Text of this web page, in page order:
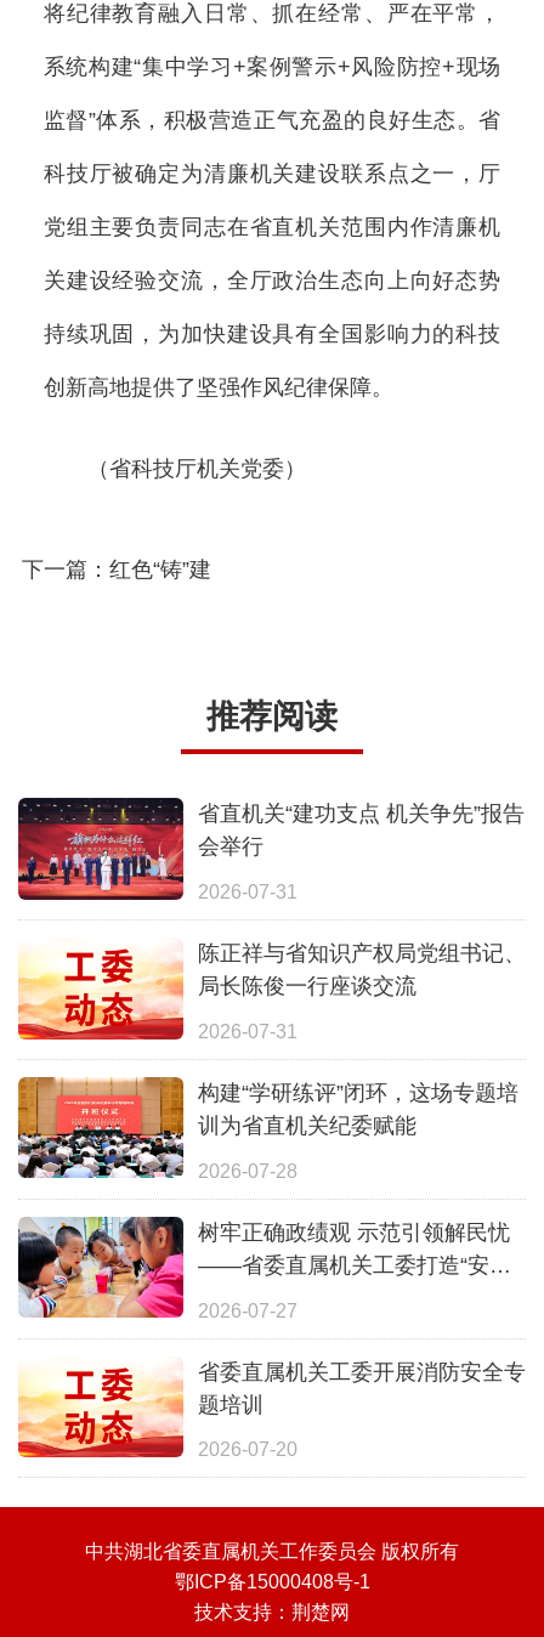
将纪律教育融入日常、抓在经常、严在平常，
系统构建“集中学习+案例警示+风险防控+现场
监督”体系，积极营造正气充盈的良好生态。省
科技厅被确定为清廉机关建设联系点之一，厅
党组主要负责同志在省直机关范围内作清廉机
关建设经验交流，全厅政治生态向上向好态势
持续巩固，为加快建设具有全国影响力的科技
创新高地提供了坚强作风纪律保障。
（省科技厅机关党委）
下一篇：红色“铸”建
推荐阅读
省直机关“建功支点 机关争先”报告
会举行
2026-07-31
陈正祥与省知识产权局党组书记、
局长陈俊一行座谈交流
2026-07-31
构建“学研练评”闭环，这场专题培
训为省直机关纪委赋能
2026-07-28
树牢正确政绩观 示范引领解民忧
——省委直属机关工委打造“安心
一夏”全覆盖暑期照护体系
2026-07-27
省委直属机关工委开展消防安全专
题培训
2026-07-20
中共湖北省委直属机关工作委员会 版权所有
鄂ICP备15000408号-1
技术支持： 荆楚网